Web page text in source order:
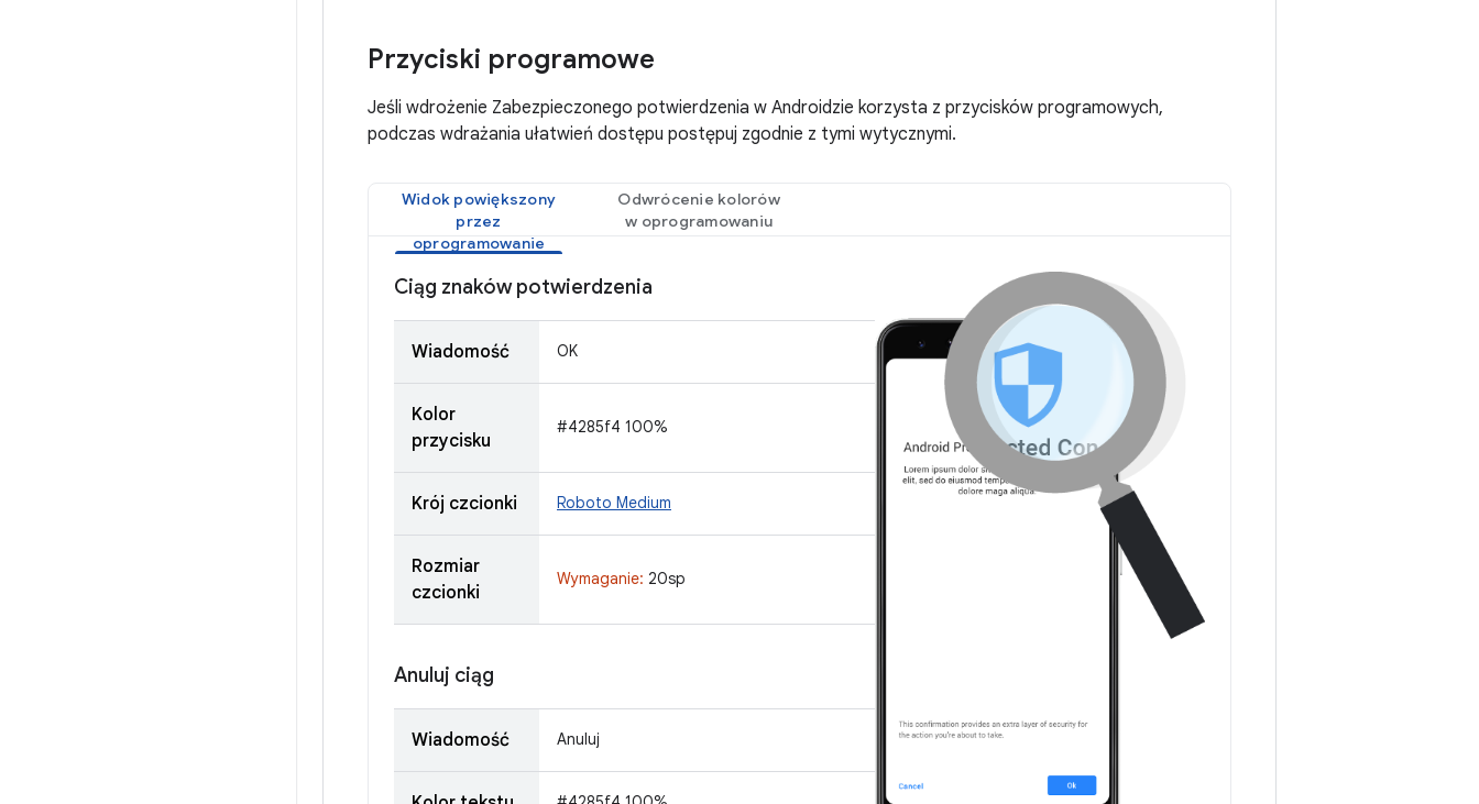
Przyciski programowe
Jeśli wdrożenie Zabezpieczonego potwierdzenia w Androidzie korzysta z przycisków programowych,
podczas wdrażania ułatwień dostępu postępuj zgodnie z tymi wytycznymi.
Widok powiększony
przez
oprogramowanie
Odwrócenie kolorów
w oprogramowaniu
Ciąg znaków potwierdzenia
Wiadomość OK
Kolor
przycisku
#4285f4 100%
Krój czcionki Roboto Medium
Rozmiar
czcionki
Wymaganie: 20sp
Anuluj ciąg
Wiadomość Anuluj